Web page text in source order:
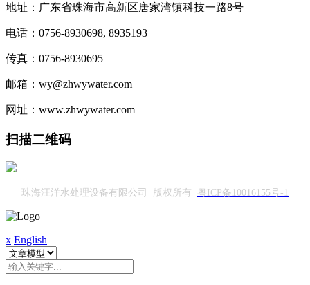
地址：广东省珠海市高新区唐家湾镇科技一路8号
电话：0756-8930698, 8935193
传真：0756-8930695
邮箱：wy@zhwywater.com
网址：www.zhwywater.com
扫描二维码
珠海汪洋水处理设备有限公司 版权所有 粤ICP备10016155号-1
x English